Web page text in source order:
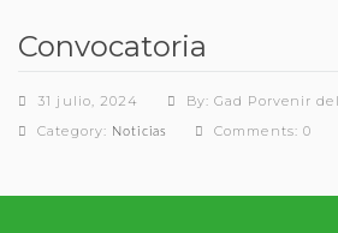
Convocatoria
31 julio, 2024
By: Gad Porvenir
Category: Noticias Comments: 0